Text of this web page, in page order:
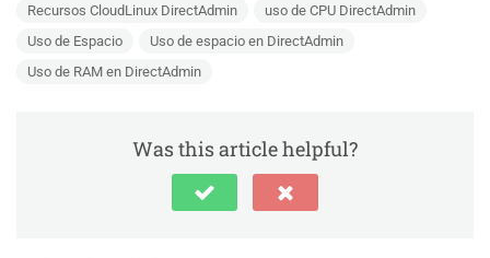
Recursos CloudLinux DirectAdmin
uso de CPU DirectAdmin
Uso de Espacio
Uso de espacio en DirectAdmin
Uso de RAM en DirectAdmin
Was this article helpful?